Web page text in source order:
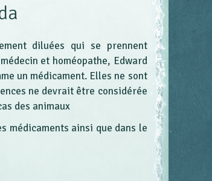
diluées qui se prennent
et homéopathe, Edward
un médicament. Elles ne sont
ne devrait être considérée
des animaux
médicaments ainsi que dans le